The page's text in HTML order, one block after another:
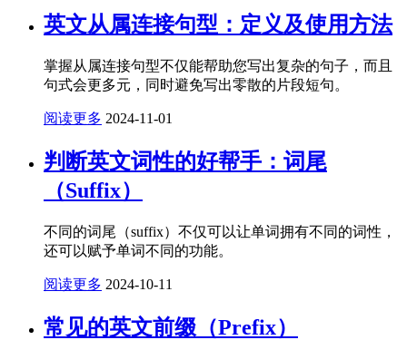
英文从属连接句型：定义及使用方法
掌握从属连接句型不仅能帮助您写出复杂的句子，而且
句式会更多元，同时避免写出零散的片段短句。
阅读更多 2024-11-01
判断英文词性的好帮手：词尾
（Suffix）
不同的词尾（suffix）不仅可以让单词拥有不同的词性，
还可以赋予单词不同的功能。
阅读更多 2024-10-11
常见的英文前缀（Prefix）